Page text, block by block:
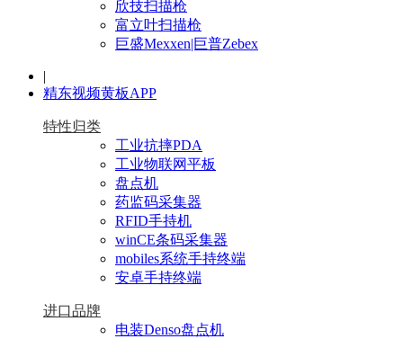
欣技扫描枪
富立叶扫描枪
巨盛Mexxen|巨普Zebex
|
精东视频黄板APP
特性归类
工业抗摔PDA
工业物联网平板
盘点机
药监码采集器
RFID手持机
winCE条码采集器
mobiles系统手持终端
安卓手持终端
进口品牌
电装Denso盘点机